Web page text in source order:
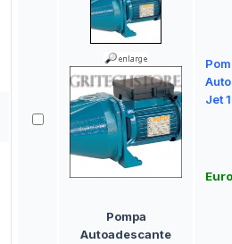
Pompa
Autoadescante
Jet